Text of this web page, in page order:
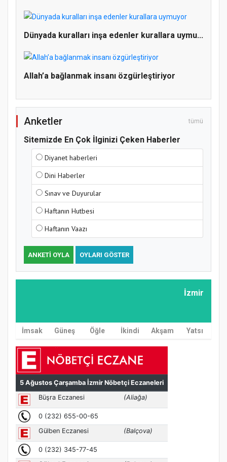
Doğanyol'da Temel Dini Bilgiler Sınavı
MÜFTÜ ABULSELAM ÖZDERE’YE ZİYARET
Dünyada kuralları inşa edenler kurallara uymu...
Allah’a bağlanmak insanı özgürleştiriyor
Anketler tümü
Sitemizde En Çok İlginizi Çeken Haberler
Diyanet haberleri
Dini Haberler
Sınav ve Duyurular
Haftanın Hutbesi
Haftanın Vaazı
ANKETI OYLA OYLARI GÖSTER
İzmir
İmsak Güneş Öğle İkindi Akşam Yatsı